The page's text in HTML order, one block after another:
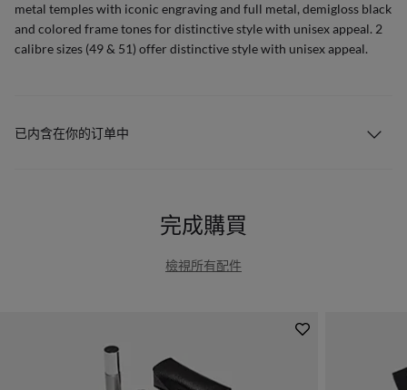
metal temples with iconic engraving and full metal, demigloss black
and colored frame tones for distinctive style with unisex appeal. 2
calibre sizes (49 & 51) offer distinctive style with unisex appeal.
已内含在你的订单中
完成購買
檢視所有配件